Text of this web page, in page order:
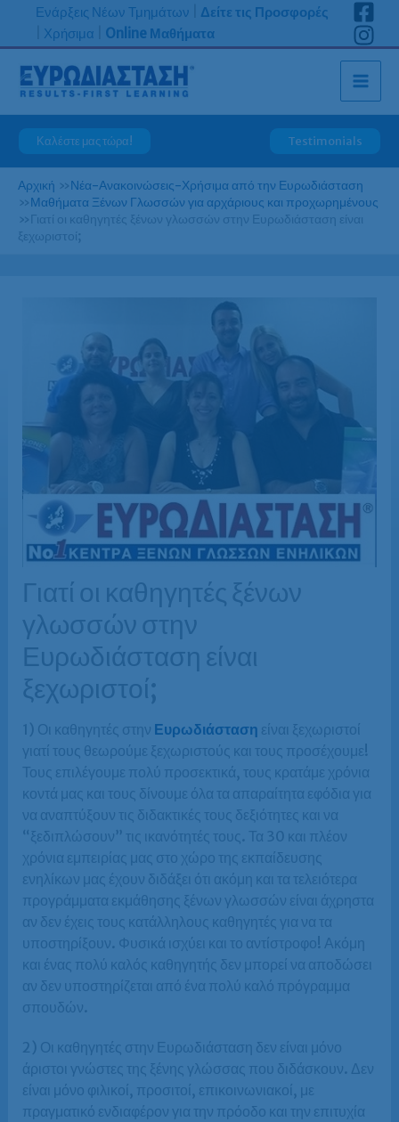
Μετάβαση
περιεχόμενο
Ενάρξεις Νέων Τμημάτων
Δείτε τις Προσφορές
Χρήσιμα Online Μαθήματα
Καλέστε μας τώρα! Testimonials
Αρχική »Νέα-Ανακοινώσεις-Χρήσιμα από την Ευρωδιάσταση
»Μαθήματα Ξένων Γλωσσών για αρχάριους και προχωρημένους
» Γιατί οι καθηγητές ξένων γλωσσών στην Ευρωδιάσταση είναι
ξεχωριστοί;
Γιατί οι καθηγητές ξένων
γλωσσών στην
Ευρωδιάσταση είναι
ξεχωριστοί;
1) Οι καθηγητές στην Ευρωδιάσταση είναι ξεχωριστοί
γιατί τους θεωρούμε ξεχωριστούς και τους προσέχουμε!
Τους επιλέγουμε πολύ προσεκτικά, τους κρατάμε χρόνια
κοντά μας και τους δίνουμε όλα τα απαραίτητα εφόδια για
να αναπτύξουν τις διδακτικές τους δεξιότητες και να
“ξεδιπλώσουν” τις ικανότητές τους. Τα 30 και πλέον
χρόνια εμπειρίας μας στο χώρο της εκπαίδευσης
ενηλίκων μας έχουν διδάξει ότι ακόμη και τα τελειότερα
προγράμματα εκμάθησης ξένων γλωσσών είναι άχρηστα
αν δεν έχεις τους κατάλληλους καθηγητές για να τα
υποστηρίξουν. Φυσικά ισχύει και το αντίστροφο! Ακόμη
και ένας πολύ καλός καθηγητής δεν μπορεί να αποδώσει
αν δεν υποστηρίζεται από ένα πολύ καλό πρόγραμμα
σπουδών.
2) Οι καθηγητές στην Ευρωδιάσταση δεν είναι μόνο
άριστοι γνώστες της ξένης γλώσσας που διδάσκουν. Δεν
είναι μόνο φιλικοί, προσιτοί, επικοινωνιακοί, με
πραγματικό ενδιαφέρον για την πρόοδο και την επιτυχία